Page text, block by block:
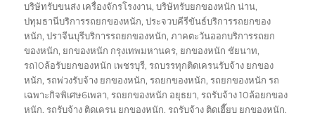
บริษัทรับขนส่ง เครื่องจักรโรงงาน,บริษัทรับยกของหนัก น่าน,
ปทุมธานีบริการรถยกของหนัก,ประจวบคีรีขันธ์บริการรถยกของ
หนัก,ปราจีนบุรีบริการรถยกของหนัก,ภาคตะวันออกบริการรถยก
ของหนัก, ยกของหนัก กรุงเทพมหานคร, ยกของหนัก ชัยนาท,
รถ10ล้อรับยกของหนัก เพชรบุรี,รถบรรทุกติดเครนรับจ้าง ยกของ
หนัก,รถพ่วงรับจ้าง ยกของหนัก,รถยกของหนัก,รถยกของหนัก รถ
เฉพาะกิจพิเศษ6เพลา,รถยกของหนัก อยุธยา,รถรับจ้าง 10ล้อยกของ
หนัก,รถรับจ้าง ติดเครน ยกของหนัก,รถรับจ้าง ติดเฮี๊ยบ ยกของหนัก,